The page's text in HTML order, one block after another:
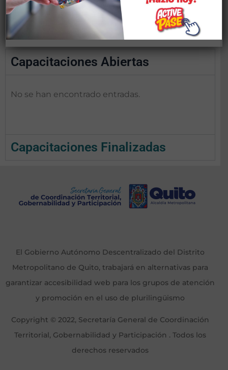
Inscríbete y participa
Capacitaciones Abiertas
No se han encontrado entradas.
Capacitaciones Finalizadas
El Gobierno Autónomo Descentralizado del Distrito
Metropolitano de Quito, trabajará en alternativas para
garantizar accesibilidad web para los grupos de atención
y promoción en el uso de plurilingüismo
Copyright © 2022, Secretaría General de Coordinación
Territorial, Gobernabilidad y Participación . Todos los
derechos reservados